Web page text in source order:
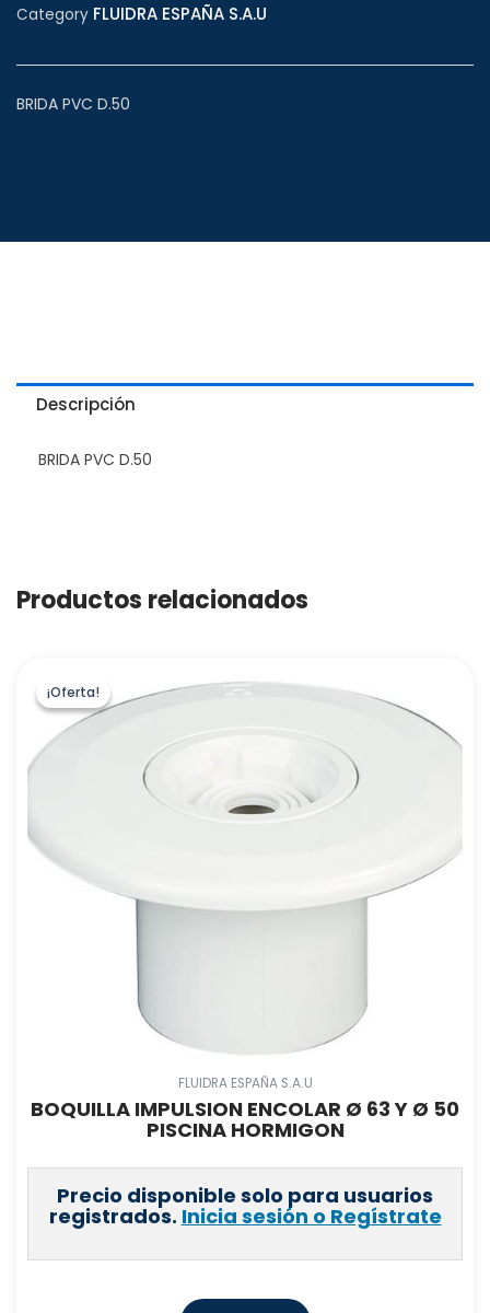
Category FLUIDRA ESPAÑA S.A.U
BRIDA PVC D.50
Descripción
BRIDA PVC D.50
Productos relacionados
¡Oferta!
¡Oferta!
FLUIDRA ESPAÑA S.A.U
BOQUILLA IMPULSION ENCOLAR Ø 63 Y Ø 50
PISCINA HORMIGON
Precio disponible solo para usuarios
registrados. Inicia sesión o Regístrate